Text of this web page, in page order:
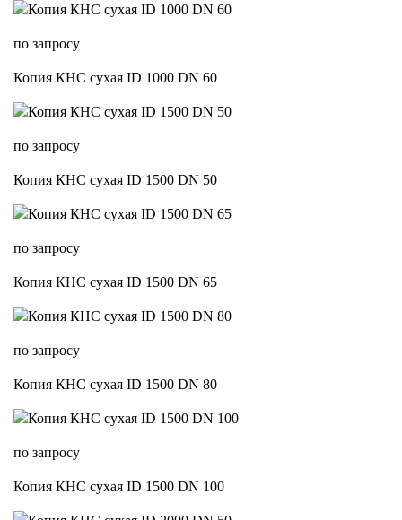
по запросу
Копия КНС сухая ID 1000 DN 60
по запросу
Копия КНС сухая ID 1500 DN 50
по запросу
Копия КНС сухая ID 1500 DN 65
по запросу
Копия КНС сухая ID 1500 DN 80
по запросу
Копия КНС сухая ID 1500 DN 100